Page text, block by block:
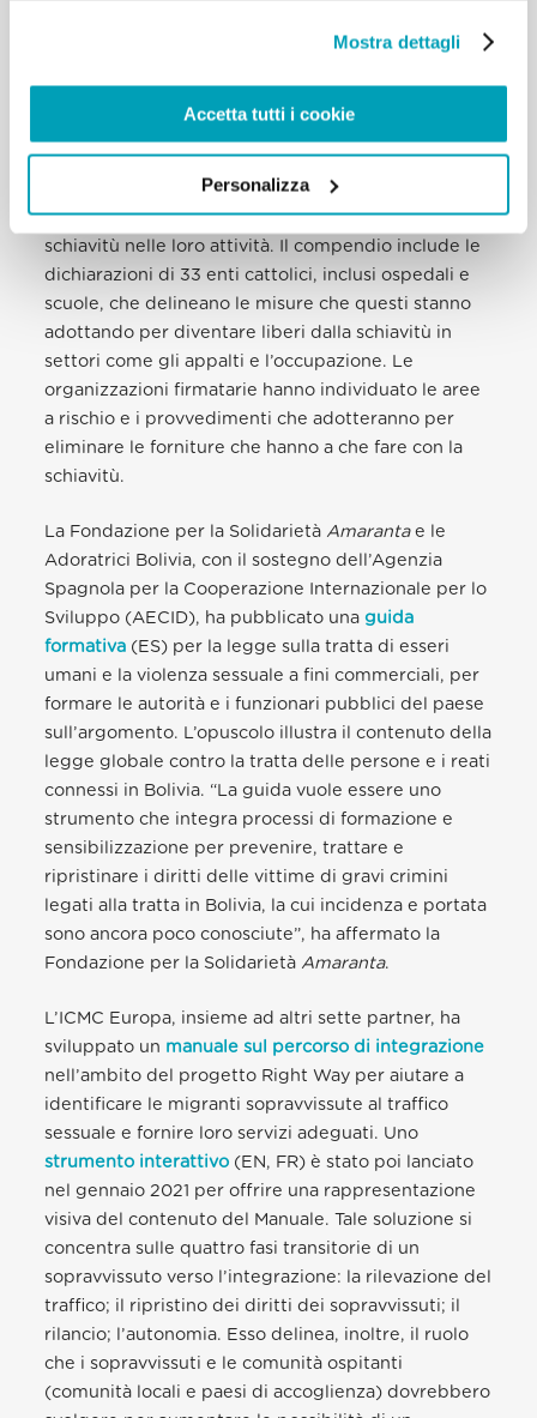
Mostra dettagli
Accetta tutti i cookie
Personalizza
Australiana contro la Schiavitù nel 2020, rendendo
conformazione al Modern Slavery Act (legge sulla
aziende e organizzazioni. Il documento coinvolge le
più grandi entità Cattoliche australiane
nell’impegno di eliminare ogni legame con la
schiavitù nelle loro attività. Il compendio include le
dichiarazioni di 33 enti cattolici, inclusi ospedali e
scuole, che delineano le misure che questi stanno
adottando per diventare liberi dalla schiavitù in
settori come gli appalti e l’occupazione. Le
organizzazioni firmatarie hanno individuato le aree
a rischio e i provvedimenti che adotteranno per
eliminare le forniture che hanno a che fare con la
schiavitù.
La Fondazione per la Solidarietà Amarantae le
Adoratrici Bolivia, con il sostegno dell’Agenzia
Spagnola per la Cooperazione Internazionale per lo
Sviluppo (AECID), ha pubblicato unaguida
formativa (ES) per la legge sulla tratta di esseri
umani e la violenza sessuale a fini commerciali, per
formare le autorità e i funzionari pubblici del paese
sull’argomento. L’opuscolo illustra il contenuto della
legge globale contro la tratta delle persone e i reati
connessi in Bolivia. “La guida vuole essere uno
strumento che integra processi di formazione e
sensibilizzazione per prevenire, trattare e
ripristinare i diritti delle vittime di gravi crimini
legati alla tratta in Bolivia, la cui incidenza e portata
sono ancora poco conosciute”, ha affermato la
Fondazione per la Solidarietà Amaranta.
L’ICMC Europa, insieme ad altri sette partner, ha
sviluppato un manuale sul percorso di integrazione
nell’ambito del progetto Right Way per aiutare a
identificare le migranti sopravvissute al traffico
sessuale e fornire loro servizi adeguati. Uno
strumento interattivo (EN, FR) è stato poi lanciato
nel gennaio 2021 per offrire una rappresentazione
visiva del contenuto del Manuale. Tale soluzione si
concentra sulle quattro fasi transitorie di un
sopravvissuto verso l’integrazione: la rilevazione del
traffico; il ripristino dei diritti dei sopravvissuti; il
rilancio; l’autonomia. Esso delinea, inoltre, il ruolo
che i sopravvissuti e le comunità ospitanti
(comunità locali e paesi di accoglienza) dovrebbero